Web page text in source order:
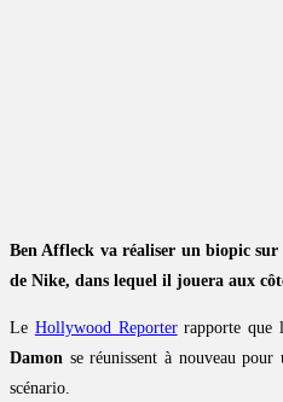
Ben Affleck va réaliser un biopic
de Nike, dans lequel il jouera aux
Le Hollywood Reporterrapporte que
Damon se réunissent à nouveau
scénario.